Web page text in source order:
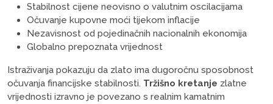
Stabilnost cijene neovisno o valutnim oscilacijama
Očuvanje kupovne moći tijekom inflacije
Nezavisnost od pojedinačnih nacionalnih ekonomija
Globalno prepoznata vrijednost
Istraživanja pokazuju da zlato ima dugoročnu sposobnost
očuvanja financijske stabilnosti. Tržišno kretanje zlatne
vrijednosti izravno je povezano s realnim kamatnim